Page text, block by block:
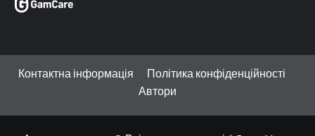
Контактна інформація
Політика конфіденційності
Автори